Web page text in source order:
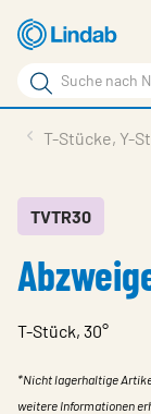
Zum
Hauptinhalt
Suchbegriff
Seite
Im Fokus
Über Lindab
Einloggen
T-Stücke, Y-
TVTR30
T-Stück, 30°
*Nicht lagerhaltige
weitere Informationen